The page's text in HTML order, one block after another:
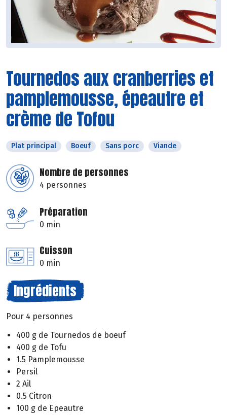
Tournedos aux cranberries et
pamplemousse, épeautre et
crème de Tofou
Plat principal Boeuf Sans porc Viande
Nombre de personnes
4 personnes
Préparation
0 min
Cuisson
0 min
Ingrédients
Pour 4 personnes
400 g de Tournedos de boeuf
400 g de Tofu
1.5 Pamplemousse
Persil
2 Ail
0.5 Citron
100 g de Epeautre